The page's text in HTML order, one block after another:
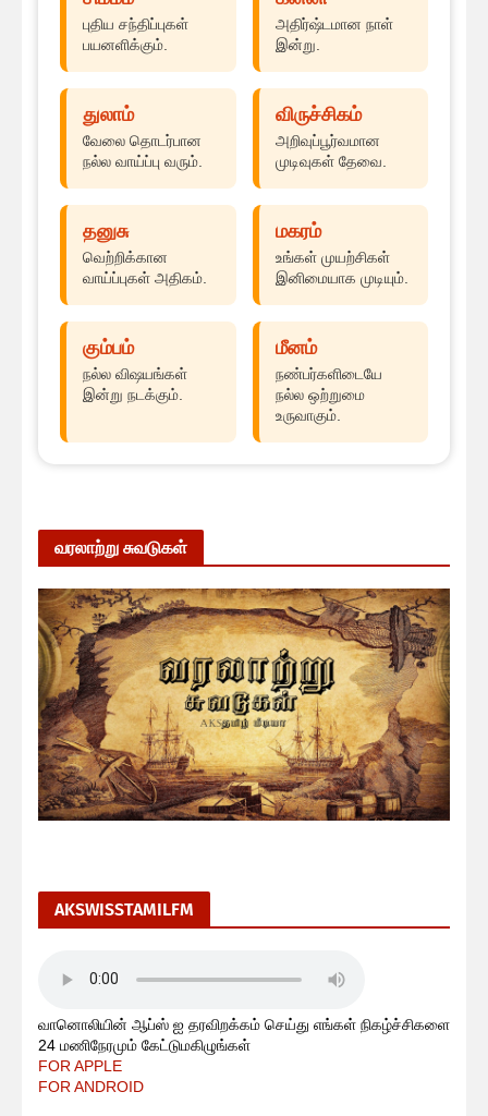
புதிய சந்திப்புகள்
பயனளிக்கும்.
அதிர்ஷ்டமான நாள்
இன்று.
துலாம்
வேலை தொடர்பான
நல்ல வாய்ப்பு வரும்.
விருச்சிகம்
அறிவுப்பூர்வமான
முடிவுகள் தேவை.
தனுசு
வெற்றிக்கான
வாய்ப்புகள் அதிகம்.
மகரம்
உங்கள் முயற்சிகள்
இனிமையாக முடியும்.
கும்பம்
நல்ல விஷயங்கள்
இன்று நடக்கும்.
மீனம்
நண்பர்களிடையே
நல்ல ஒற்றுமை
உருவாகும்.
வரலாற்று சுவடுகள்
AKSWISSTAMILFM
வானொலியின் ஆப்ஸ் ஐ தரவிறக்கம் செய்து எங்கள் நிகழ்ச்சிகளை
24 மணிநேரமும் கேட்டுமகிழுங்கள்
FOR APPLE
FOR ANDROID